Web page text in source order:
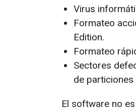
Virus
Formateo
Edition.
Formateo
Sectores
de
El software no